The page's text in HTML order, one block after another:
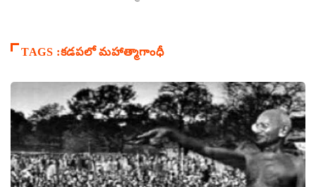
TAGS :కడపలో మహాత్మాగాంధీ